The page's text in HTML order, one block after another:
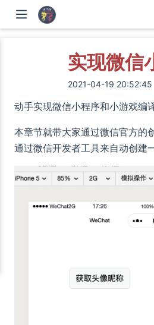
实现微信
2021-04-19 20:52:45
动手实现微信小程序和小游戏编
本章节就带大家通过微信官方的
通过微信开发者工具来自动创建